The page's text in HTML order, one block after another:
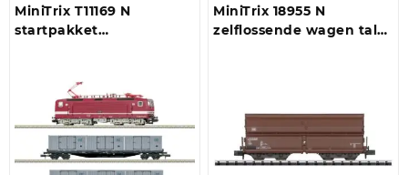
MiniTrix T11169 N
startpakket
MiniTrix 18955 N
zelflossende wagen tal